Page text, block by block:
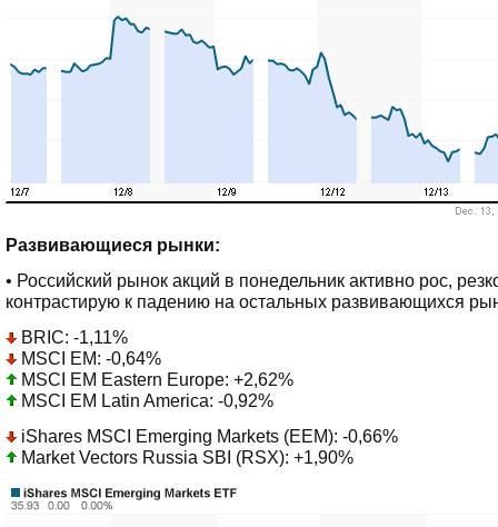
Развивающиеся рынки:
• Российский рынок акций в понедельник активно рос,
контрастирую к падению на остальных развивающихся
BRIC: -1,11%
MSCI EM: -0,64%
MSCI EM Eastern Europe: +2,62%
MSCI EM Latin America: -0,92%
iShares MSCI Emerging Markets (EEM): -0,66%
Market Vectors Russia SBI (RSX): +1,90%